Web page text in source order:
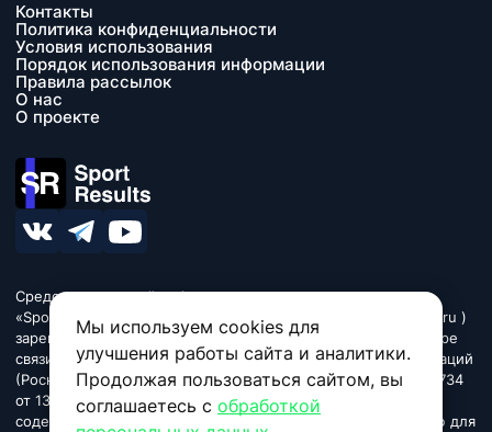
Мы используем cookies для
улучшения работы сайта и аналитики.
Продолжая пользоваться сайтом, вы
соглашаетесь с обработкой
Контакты
Политика конфиденциальности
Условия использования
Порядок использования информации
Правила рассылок
О нас
О проекте
Средство массовой информации сетевое издание
«SportResults» (адрес в сети Интернет - www.sport-results.ru )
зарегистрировано Федеральной службой по надзору в сфере
связи, информационных технологий и массовых коммуникаций
(Роскомнадзор). Регистрационный номер ЭЛ № ФС 77 - 84734
от 13 марта 2023. Название «SportResults». Издание может
содержать информационную продукцию, предназначенную для